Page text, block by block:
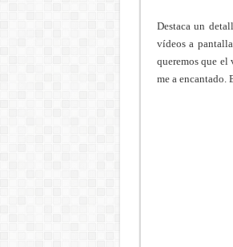
Destaca un
vídeos a
queremos que
me a encantado.